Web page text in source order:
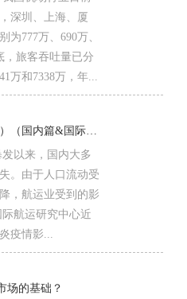
深圳、上海、厦
为777万、690万、
，旅客吞吐量已分
万和7338万，年...
以来，国内大多
。由于人口流动受
，航运业受到的影
航运研究中心近
疫情影...
场的基础？